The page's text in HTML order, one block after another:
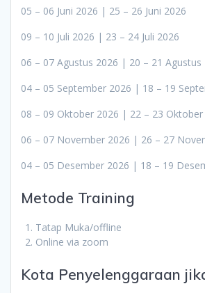
05 – 06 Juni 2026 | 25 – 26 Juni 2026
09 – 10 Juli 2026 | 23 – 24 Juli 2026
06 – 07 Agustus 2026 | 20 – 21 Agustus
04 – 05 September 2026 | 18 – 19
08 – 09 Oktober 2026 | 22 – 23 Oktober
06 – 07 November 2026 | 26 – 27
04 – 05 Desember 2026 | 18 – 19
Metode Training
Tatap Muka/offline
Online via zoom
Kota Penyelenggaraan